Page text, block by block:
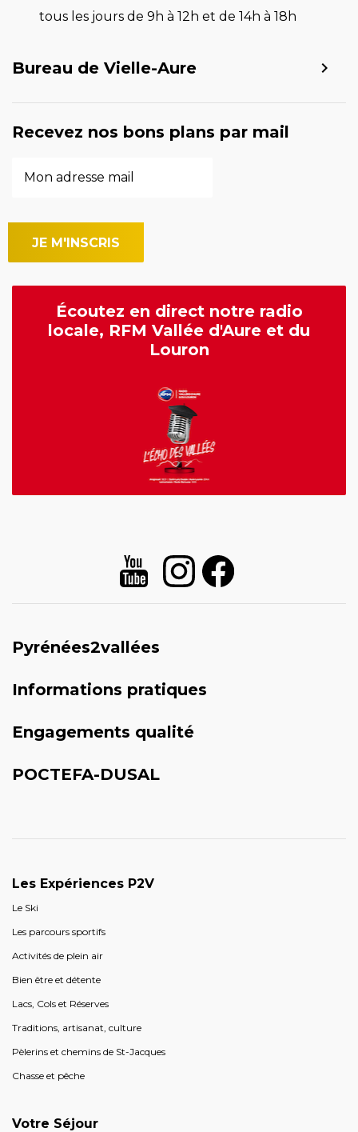
tous les jours de 9h à 12h et de 14h à 18h
Bureau de Vielle-Aure
Recevez nos bons plans par mail
Écoutez en direct notre radio
locale, RFM Vallée d'Aure et du
Louron
Pyrénées2vallées
Informations pratiques
Engagements qualité
POCTEFA-DUSAL
Les Expériences P2V
Le Ski
Les parcours sportifs
Activités de plein air
Bien être et détente
Lacs, Cols et Réserves
Traditions, artisanat, culture
Pèlerins et chemins de St-Jacques
Chasse et pêche
Votre Séjour